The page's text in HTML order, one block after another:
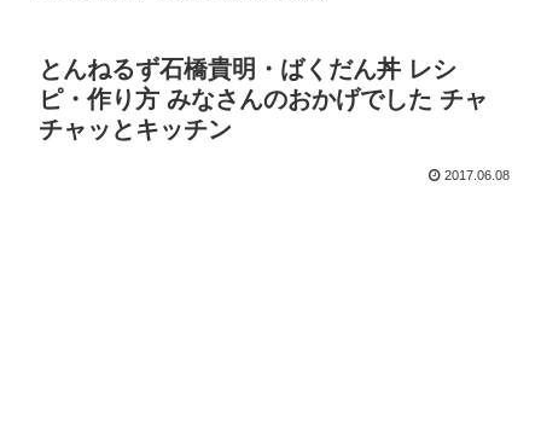
とんねるず石橋貴明・ばくだん丼 レシ
ピ・作り方 みなさんのおかげでした チャ
チャッとキッチン
2017.06.08